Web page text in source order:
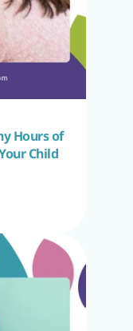
Hours of
Child